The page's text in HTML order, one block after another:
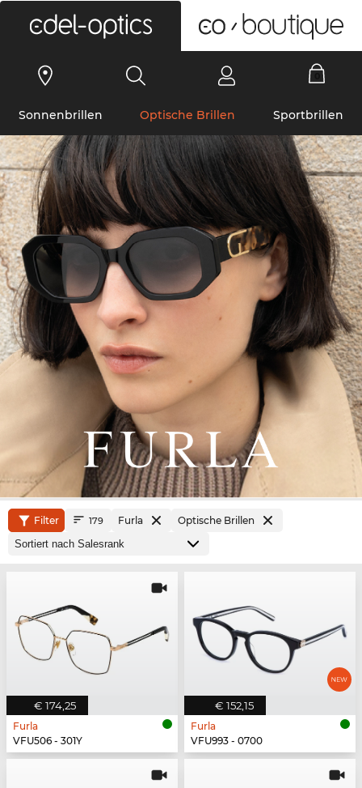
Sonnenbrillen Optische Brillen Sportbrillen
Filter 179 Furla Optische Brillen
€ 174,25
Furla
VFU506 - 301Y
€ 152,15
Furla
VFU993 - 0700